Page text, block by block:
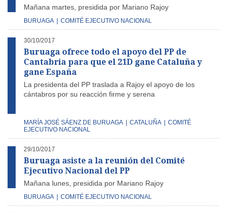
Mañana martes, presidida por Mariano Rajoy
BURUAGA COMITÉ EJECUTIVO NACIONAL
30/10/2017
Buruaga ofrece todo el apoyo del PP de
Cantabria para que el 21D gane Cataluña y
gane España
La presidenta del PP traslada a Rajoy el apoyo de los
cántabros por su reacción firme y serena
MARÍA JOSÉ SÁENZ DE BURUAGA CATALUÑA
COMITÉ
EJECUTIVO NACIONAL
29/10/2017
Buruaga asiste a la reunión del Comité
Ejecutivo Nacional del PP
Mañana lunes, presidida por Mariano Rajoy
BURUAGA COMITÉ EJECUTIVO NACIONAL